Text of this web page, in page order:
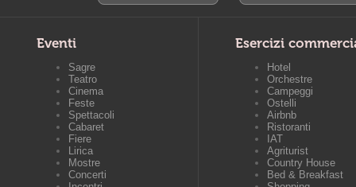
Eventi
Sagre
Teatro
Cinema
Feste
Spettacoli
Cabaret
Fiere
Lirica
Mostre
Concerti
Esercizi
Hotel
Orchestre
Campeggi
Ostelli
Airbnb
Ristoranti
IAT
Agriturist
Country House
Bed & Breakfast